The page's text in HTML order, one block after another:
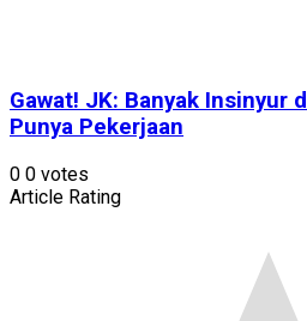
Gawat! JK: Banyak Insinyur
Punya Pekerjaan
0 0 votes
Article Rating